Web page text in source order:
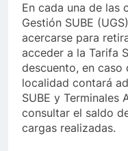
En cada una de las
Gestión SUBE
acercarse para
acceder a la Tarifa
descuento, en caso
localidad contará
SUBE y Terminales
consultar el saldo
cargas realizadas.